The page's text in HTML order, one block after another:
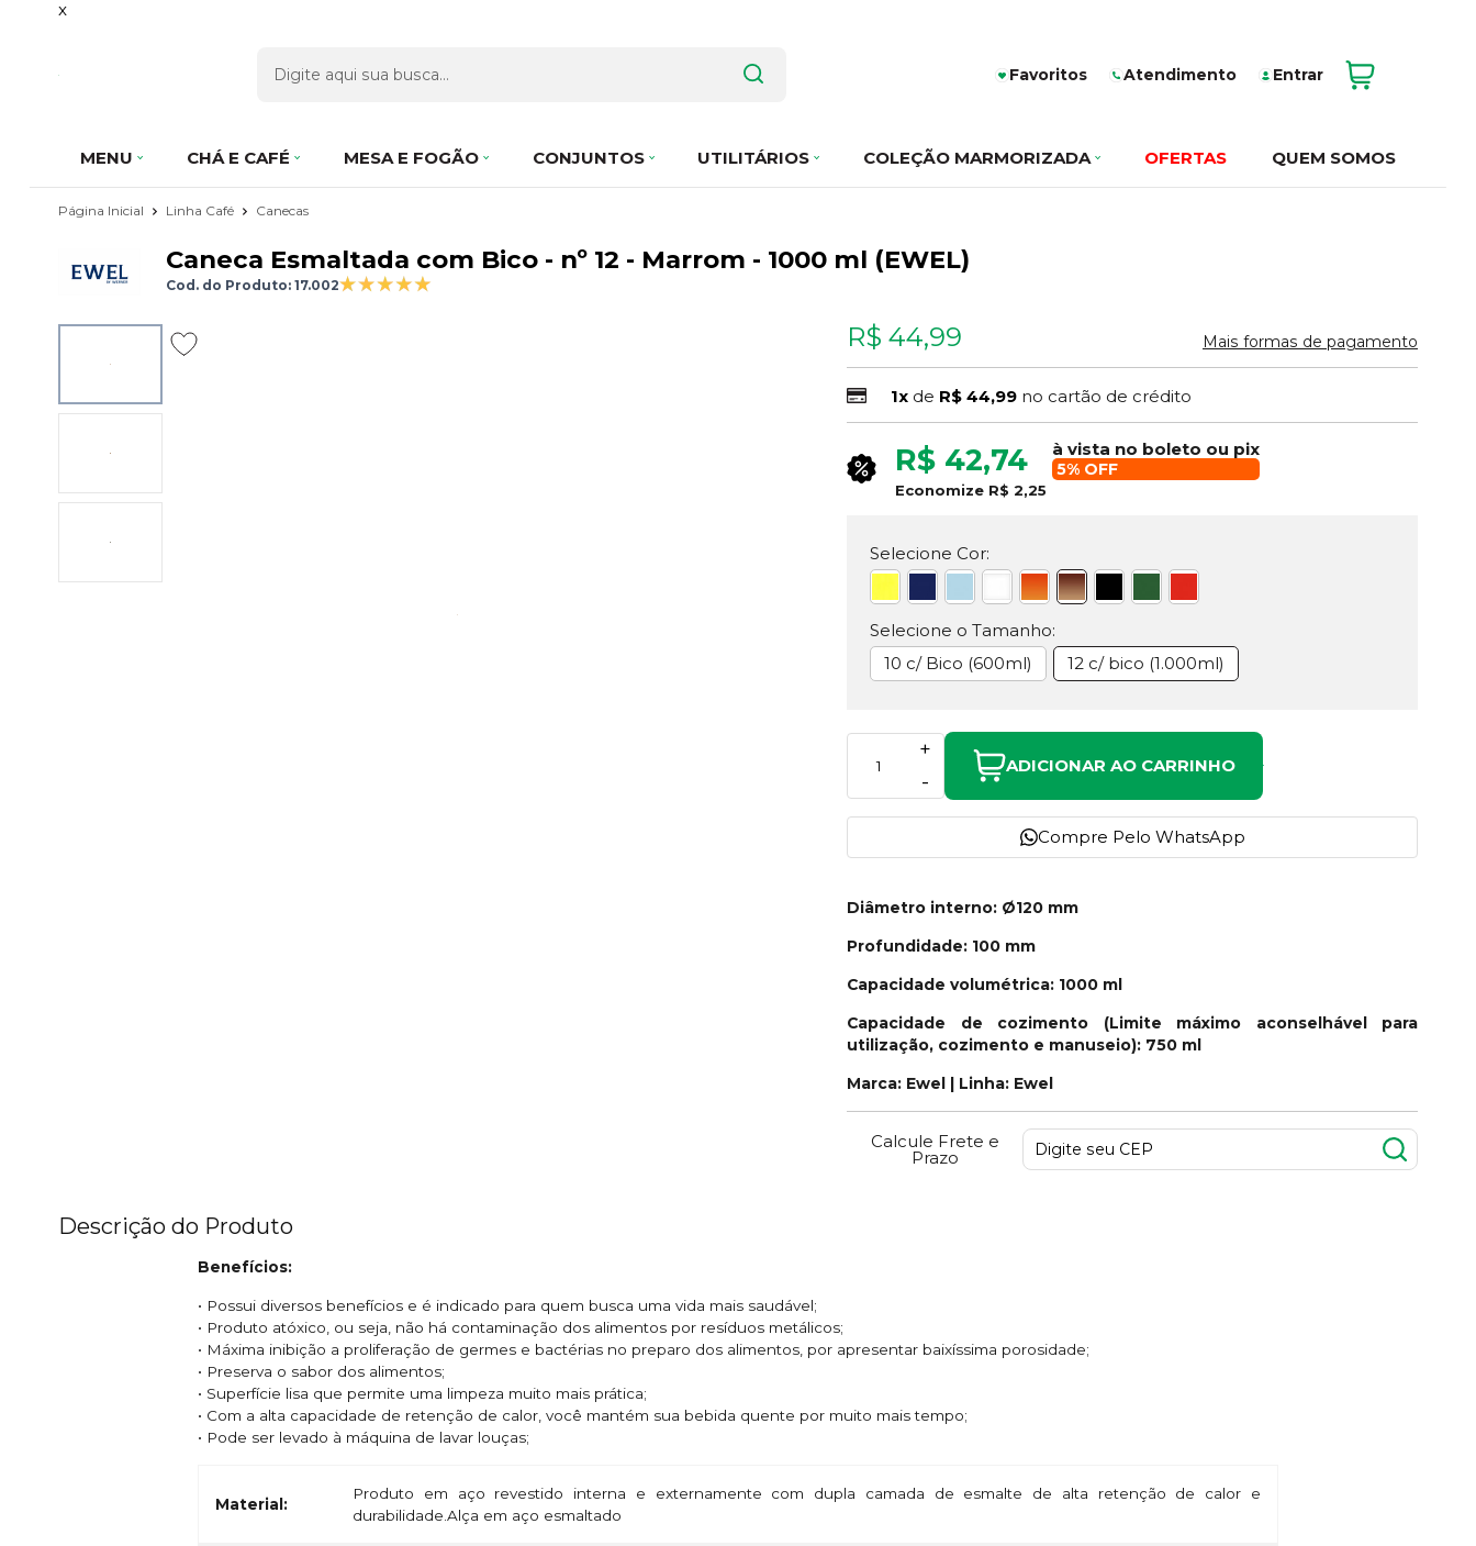
x
Favoritos Atendimento Entrar
MENU CHÁ E CAFÉ MESA E FOGÃO CONJUNTOS UTILITÁRIOS COLEÇÃO MARMORIZADA OFERTAS QUEM SOMOS
Página Inicial Linha Café Canecas
Caneca Esmaltada com Bico - nº 12 - Marrom - 1000 ml (EWEL)
Cod. do Produto: 17.002
R$ 44,99 Mais formas de pagamento
1x de R$ 44,99 no cartão de crédito
R$ 42,74 à vista no boleto ou pix
5% OFF
Economize R$ 2,25
Selecione Cor:
Selecione o Tamanho:
10 c/ Bico (600ml)
12 c/ bico (1.000ml)
-
+
ADICIONAR AO CARRINHO
Compre Pelo WhatsApp
Diâmetro interno: Ø120 mm
Profundidade: 100 mm
Capacidade volumétrica: 1000 ml
Capacidade de cozimento (Limite máximo aconselhável para
utilização, cozimento e manuseio): 750 ml
Marca: Ewel | Linha: Ewel
Calcule Frete e
Prazo
Descrição do Produto
Benefícios:
• Possui diversos benefícios e é indicado para quem busca uma vida mais saudável;
• Produto atóxico, ou seja, não há contaminação dos alimentos por resíduos metálicos;
• Máxima inibição a proliferação de germes e bactérias no preparo dos alimentos, por apresentar baixíssima porosidade;
• Preserva o sabor dos alimentos;
• Superfície lisa que permite uma limpeza muito mais prática;
• Com a alta capacidade de retenção de calor, você mantém sua bebida quente por muito mais tempo;
• Pode ser levado à máquina de lavar louças;
Material:
Produto em aço revestido interna e externamente com dupla camada de esmalte de alta retenção de calor e
durabilidade.Alça em aço esmaltado